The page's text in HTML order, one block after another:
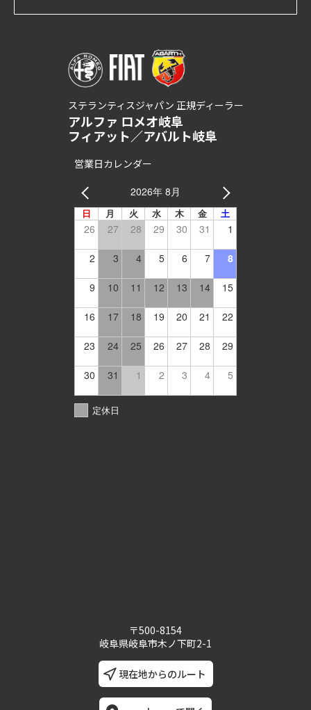
ステランティスジャパン 正規ディーラー
アルファ ロメオ岐阜
フィアット／アバルト岐阜
営業日カレンダー
2026年 8月
日 月 火 水 木 金 土
26 27 28 29 30 31 1
2 3 4 5 6 7 8
9 10 11 12 13 14 15
16 17 18 19 20 21 22
23 24 25 26 27 28 29
30 31 1 2 3 4 5
定休日
〒500-8154
岐阜県岐阜市木ノ下町2-1
現在地からのルート